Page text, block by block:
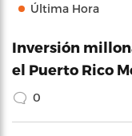
Última Hora
Inversión
el Puerto Rico
0